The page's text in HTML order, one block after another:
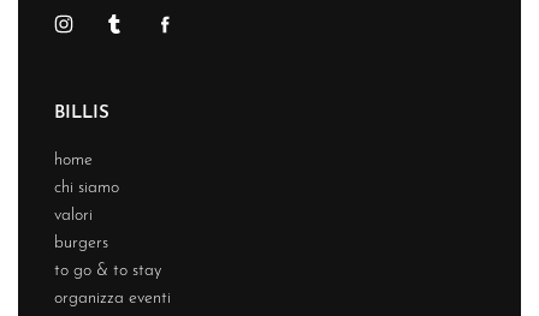
BILLIS
home
chi siamo
valori
burgers
to go & to stay
organizza eventi